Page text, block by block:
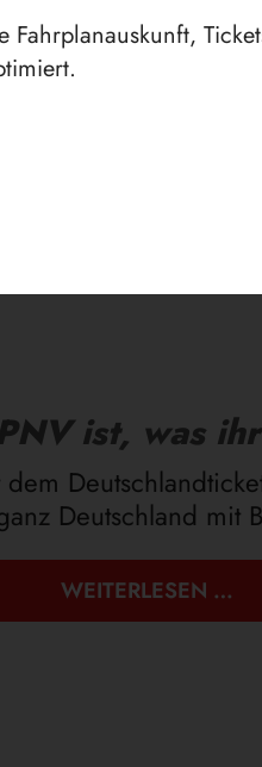
ist, was
dem
Deutschland mit
WEITERLESEN …